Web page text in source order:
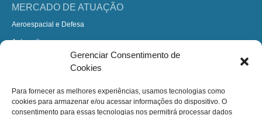
Gerenciar Consentimento de
Cookies
Para fornecer as melhores experiências, usamos tecnologias como
cookies para armazenar e/ou acessar informações do dispositivo. O
consentimento para essas tecnologias nos permitirá processar dados
MERCADO DE ATUAÇÃO
Aeroespacial e Defesa
Automotivo
Esportes e Lazer
Design de Interiores